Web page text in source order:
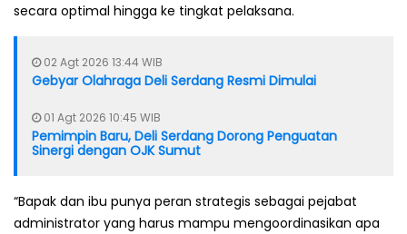
secara optimal hingga ke tingkat pelaksana.
02 Agt 2026 13:44 WIB
Gebyar Olahraga Deli Serdang Resmi Dimulai
01 Agt 2026 10:45 WIB
Pemimpin Baru, Deli Serdang Dorong Penguatan
Sinergi dengan OJK Sumut
“Bapak dan ibu punya peran strategis sebagai pejabat
administrator yang harus mampu mengoordinasikan apa